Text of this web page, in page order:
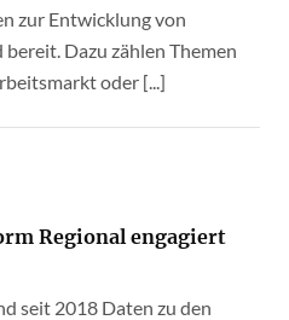
zur Entwicklung von
Dazu zählen Themen
oder [...]
Regional engagiert
seit 2018 Daten zu den